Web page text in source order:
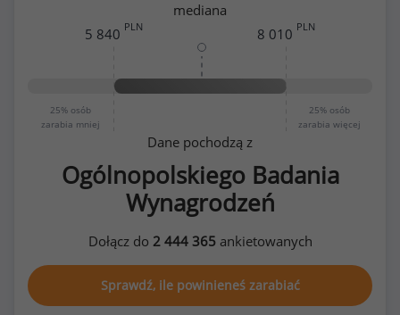
mediana
25% osób
zarabia mniej
25% osób
zarabia więcej
5 840 PLN 8 010 PLN
Dane pochodzą z
Ogólnopolskiego Badania
Wynagrodzeń
Dołącz do 2 444 365ankietowanych
Sprawdź, ile powinieneś zarabiać